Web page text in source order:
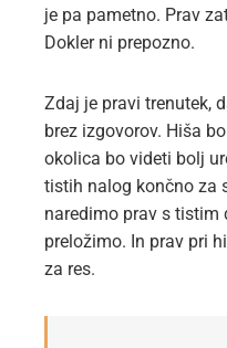
je pa pametno. Prav
Dokler ni prepozno.
Zdaj je pravi trenutek,
brez izgovorov. Hiša
okolica bo videti bolj
tistih nalog končno za
naredimo prav s tistim
preložimo. In prav pri
za res.